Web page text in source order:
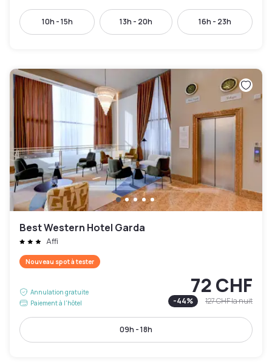
10h - 15h 13h - 20h 16h - 23h
Best Western Hotel Garda
Affi
Nouveau spot à tester
Annulation gratuite
Paiement à l'hôtel
72 CHF
-44% 127 CHFla nuit
09h - 18h